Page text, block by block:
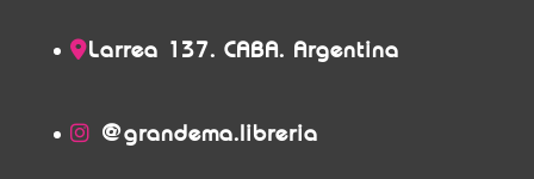
Larrea 137. CABA. Argentina
@grandema.libreria